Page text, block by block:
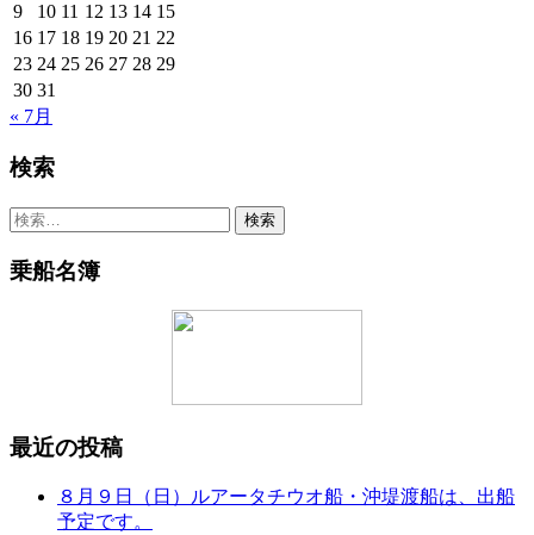
9
10 11 12 13 14 15
16 17 18 19 20 21 22
23 24 25 26 27 28 29
30 31
« 7月
検索
検
乗船名簿
最近の投稿
８月９日（日）ルアータチウオ船・沖堤渡船は、出船
予定です。